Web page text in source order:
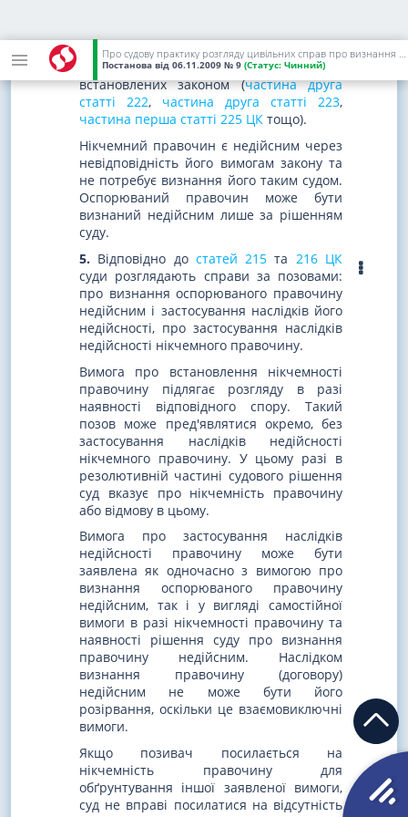
Про судову практику розгляду цивільних справ про визнання правочинів недійсними
Постанова від 06.11.2009 № 9 (Статус: Чинний)
сторін або інша заінтересована особа
заперечує їх дійсність на підставах,
встановлених законом (частина друга
статті 222, частина друга статті 223,
частина перша статті 225 ЦК тощо).
Нікчемний правочин є недійсним через
невідповідність його вимогам закону та
не потребує визнання його таким судом.
Оспорюваний правочин може бути
визнаний недійсним лише за рішенням
суду.
5. Відповідно до статей 215 та 216 ЦК
суди розглядають справи за позовами:
про визнання оспорюваного правочину
недійсним і застосування наслідків його
недійсності, про застосування наслідків
недійсності нікчемного правочину.
Вимога про встановлення нікчемності
правочину підлягає розгляду в разі
наявності відповідного спору. Такий
позов може пред'являтися окремо, без
застосування наслідків недійсності
нікчемного правочину. У цьому разі в
резолютивній частині судового рішення
суд вказує про нікчемність правочину
або відмову в цьому.
Вимога про застосування наслідків
недійсності правочину може бути
заявлена як одночасно з вимогою про
визнання оспорюваного правочину
недійсним, так і у вигляді самостійної
вимоги в разі нікчемності правочину та
наявності рішення суду про визнання
правочину недійсним. Наслідком
визнання правочину (договору)
недійсним не може бути його
розірвання, оскільки це взаємовиключні
вимоги.
Якщо позивач посилається на
нікчемність правочину для
обґрунтування іншої заявленої вимоги,
суд не вправі посилатися на відсутність